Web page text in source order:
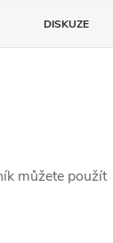
DISKUZE
můžete použít